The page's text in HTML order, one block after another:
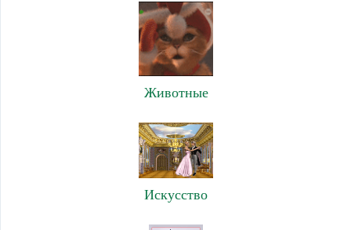
Животные
Искусство